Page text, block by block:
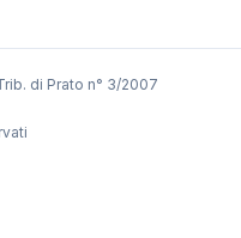
di Prato n° 3/2007